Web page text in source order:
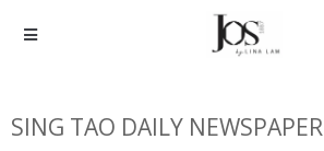
SING TAO DAILY NEWSPAPER